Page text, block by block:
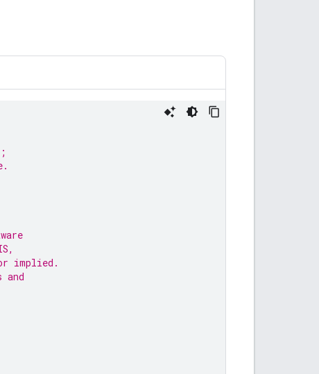
or implied.
and